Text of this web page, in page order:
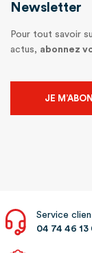
Newsletter
Pour tout savoir
actus, abonnez
JE
Service
04 74 46 13